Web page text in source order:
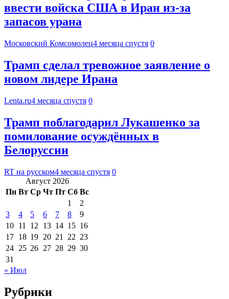
ввести войска США в Иран из-за
запасов урана
Московский Комсомолец4 месяца спустя 0
Трамп сделал тревожное заявление о
новом лидере Ирана
Lenta.ru4 месяца спустя 0
Трамп поблагодарил Лукашенко за
помилование осуждённых в
Белоруссии
RT на русском4 месяца спустя 0
Август 2026
Пн Вт Ср Чт Пт Сб Вс
1
2
3
4 5 6 7 8
9
10 11 12 13 14 15 16
17 18 19 20 21 22 23
24 25 26 27 28 29 30
31
« Июл
Рубрики